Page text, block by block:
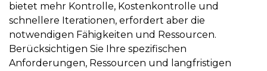
bietet mehr Kontrolle, Kostenkontrolle und
schnellere Iterationen, erfordert aber die
notwendigen Fähigkeiten und Ressourcen.
Berücksichtigen Sie Ihre spezifischen
Anforderungen, Ressourcen und langfristigen